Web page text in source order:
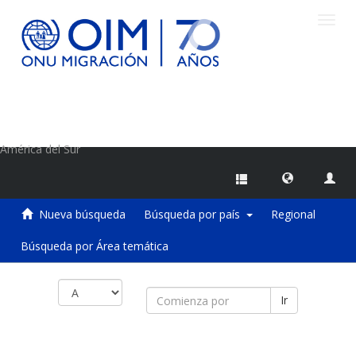
América del Sur
Nueva búsqueda Búsqueda por país Regional
Búsqueda por Área temática
Ir